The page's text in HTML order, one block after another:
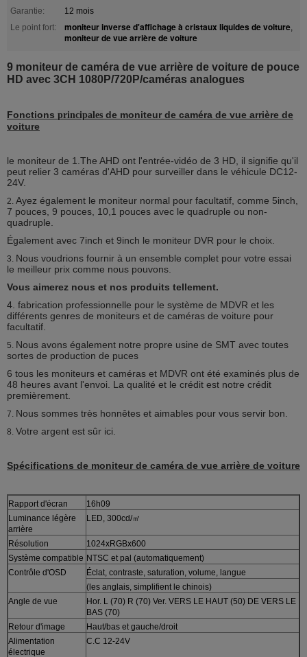
Garantie:
12 mois
Le point fort:
moniteur inverse d'affichage à cristaux liquides de voiture,
moniteur de vue arrière de voiture
9 moniteur de caméra de vue arrière de voiture de pouce
HD avec 3CH 1080P/720P/caméras analogues
Fonctions principales de moniteur de caméra de vue arrière de
voiture
le moniteur de 1.The AHD ont l'entrée-vidéo de 3 HD, il signifie qu'il
peut relier 3 caméras d'AHD pour surveiller dans le véhicule DC12-
24V.
2. Ayez également le moniteur normal pour facultatif, comme 5inch,
7 pouces, 9 pouces, 10,1 pouces avec le quadruple ou non-
quadruple.
Également avec 7inch et 9inch le moniteur DVR pour le choix.
3. Nous voudrions fournir à un ensemble complet pour votre essai
le meilleur prix comme nous pouvons.
Vous aimerez nous et nos produits tellement.
4. fabrication professionnelle pour le système de MDVR et les
différents genres de moniteurs et de caméras de voiture pour
facultatif.
5. Nous avons également notre propre usine de SMT avec toutes
sortes de production de puces
6 tous les moniteurs et caméras et MDVR ont été examinés plus de
48 heures avant l'envoi. La qualité et le crédit est notre crédit
premièrement.
7. Nous sommes très honnêtes et aimables pour vous servir bon.
8. Votre argent est sûr ici.
Spécifications de moniteur de caméra de vue arrière de voiture
Rapport d'écran
16h09
Luminance légère
arrière
LED, 300cd/㎡
Résolution
1024xRGBx600
Système compatible NTSC et pal (automatiquement)
Contrôle d'OSD
Éclat, contraste, saturation, volume, langue
(les anglais, simplifient le chinois)
Angle de vue
Hor. L (70) R (70) Ver. VERS LE HAUT (50) DE VERS LE
BAS (70)
Retour d'image
Haut/bas et gauche/droit
Alimentation
électrique
C.C 12-24V